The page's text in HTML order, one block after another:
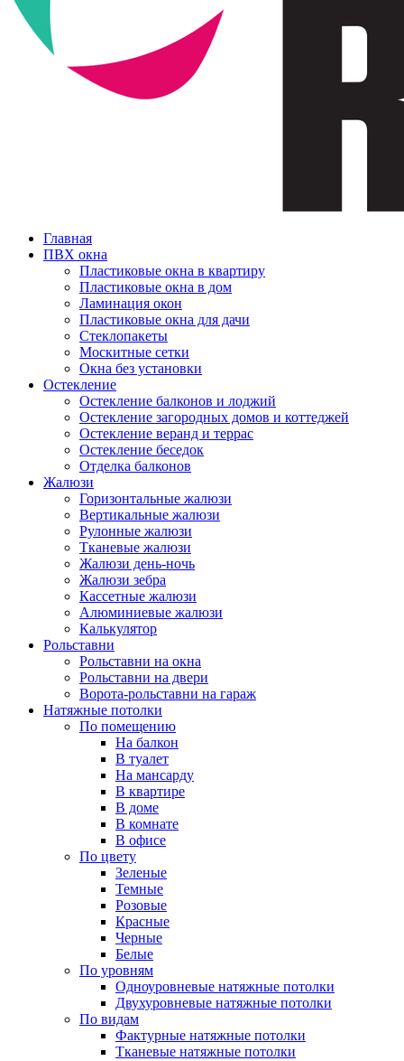
Главная
ПВХ окна
Пластиковые окна в квартиру
Пластиковые окна в дом
Ламинация окон
Пластиковые окна для дачи
Стеклопакеты
Москитные сетки
Окна без установки
Остекление
Остекление балконов и лоджий
Остекление загородных домов и коттеджей
Остекление веранд и террас
Остекление беседок
Отделка балконов
Жалюзи
Горизонтальные жалюзи
Вертикальные жалюзи
Рулонные жалюзи
Тканевые жалюзи
Жалюзи день-ночь
Жалюзи зебра
Кассетные жалюзи
Алюминиевые жалюзи
Калькулятор
Рольставни
Рольставни на окна
Рольставни на двери
Ворота-рольставни на гараж
Натяжные потолки
По помещению
На балкон
В туалет
На мансарду
В квартире
В доме
В комнате
В офисе
По цвету
Зеленые
Темные
Розовые
Красные
Черные
Белые
По уровням
Одноуровневые натяжные потолки
Двухуровневые натяжные потолки
По видам
Фактурные натяжные потолки
Тканевые натяжные потолки